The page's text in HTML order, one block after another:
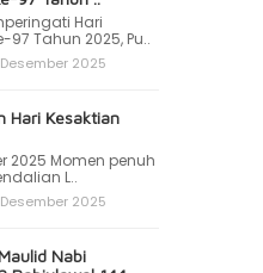
Hari
Tahun 2025, Pu..
2025
Hari Kesaktian
2025 Momen penuh
L..
2025
Nabi